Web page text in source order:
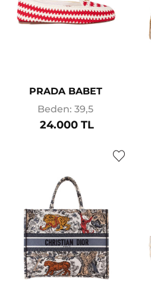
PRADA BABET
Beden: 39,5
24.000 TL